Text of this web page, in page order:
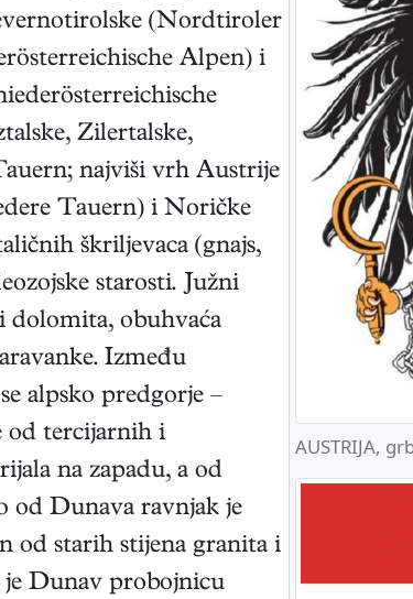
AUSTRIJA,
(Nordtiroler
Alpen) i
Zilertalske,
najviši vrh Austrije
Tauern) i Noričke
škriljevaca (gnajs,
starosti. Južni
dolomita, obuhvaća
Između
alpsko predgorje –
od tercijarnih i
na zapadu, a od
od Dunava ravnjak je
od starih stijena granita i
je Dunav probojnicu